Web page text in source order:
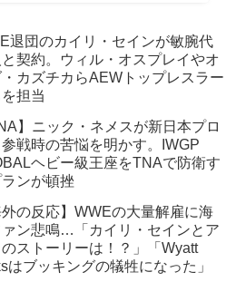
退団のカイリ・セインが敏腕代
契約。ウィル・オスプレイやオ
・カズチカらAEWトップレスラー
担当
】ニック・ネメスが新日本プロ
参戦時の苦悩を明かす。IWGP
ヘビー級王座をTNAで防衛す
ランが頓挫
外の反応】WWEの大量解雇に海
ン悲鳴…「カイリ・セインとア
のストーリーは！？」「Wyatt
はブッキングの犠牲になった」